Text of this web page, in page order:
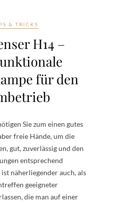
& TRICKS
H14 –
für den
Sie zum einen gutes
freie Hände, um die
gut, zuverlässig und den
entsprechend
näherliegender auch, als
geeigneter
die man auf einer